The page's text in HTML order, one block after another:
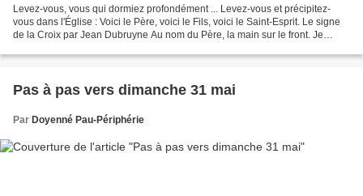
Levez-vous, vous qui dormiez profondément ... Levez-vous et précipitez-
vous dans l'Église : Voici le Père, voici le Fils, voici le Saint-Esprit. Le signe
de la Croix par Jean Dubruyne Au nom du Père, la main sur le front. Je
Pas à pas vers dimanche 31 mai
Par Doyenné Pau-Périphérie